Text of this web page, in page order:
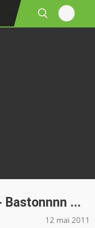
Bastonnnn ...
12 mai 2011